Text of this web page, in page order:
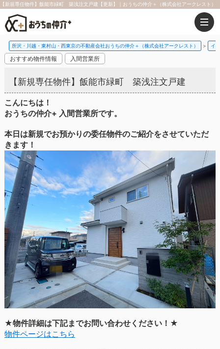
【新規専任物件】飯能市緑町 築浅注文戸建【更新】｜おうちの仲介＋（株式会社アークレスト）
所沢・川越・東村山・西東京の不動産会社おうちの仲介＋（株式会社アークレスト） イ
おすすめ物件情報 入間営業所
【新規専任物件】飯能市緑町 築浅注文戸建
こんにちは！
おうちの仲介+ 入間営業所です。
本日は新規でお預かりの委任物件のご紹介をさせていただ
きます！
★物件詳細は下記までお問い合わせください！★
物件ページはこちら